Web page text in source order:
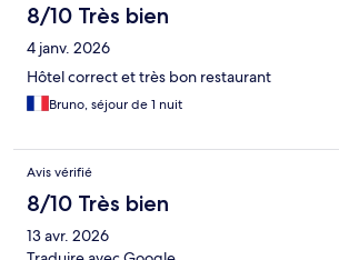
8/10 Très bien
4 janv. 2026
Hôtel correct et très bon restaurant
Bruno, séjour de 1 nuit
Avis vérifié
8/10 Très bien
13 avr. 2026